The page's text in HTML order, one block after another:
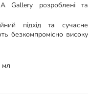
Gallery розроблені та
підхід та сучасне
безкомпромісно високу
мл